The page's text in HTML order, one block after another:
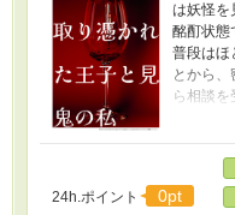
は妖怪を
酩酊状態
普段はほ
とから
ら相談
に見え
子に翻弄
ン”をど
した！ ※
意してお
24h.ポイント 0pt